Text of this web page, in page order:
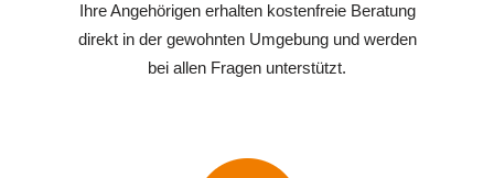
Ihre Angehörigen erhalten kostenfreie Beratung
direkt in der gewohnten Umgebung und werden
bei allen Fragen unterstützt.